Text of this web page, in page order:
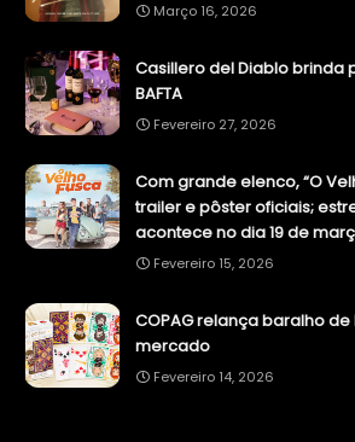
Março 16, 2026
Casillero del Diablo brinda
BAFTA
Fevereiro 27, 2026
Com grande elenco, “O
trailer e pôster oficiais;
acontece no dia 19 de
Fevereiro 15, 2026
COPAG relança baralho de
mercado
Fevereiro 14, 2026